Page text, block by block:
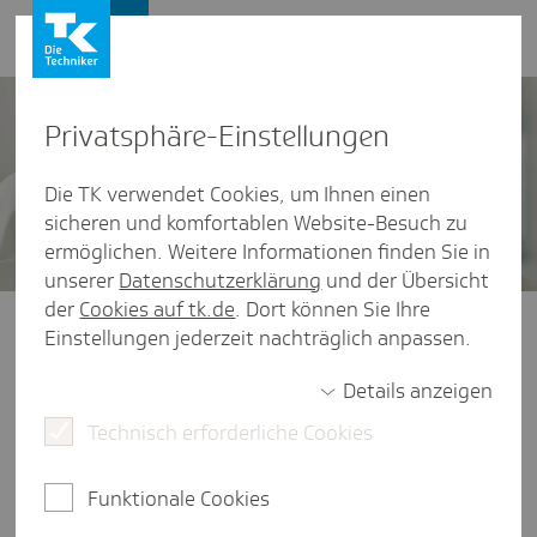
TK-Gesund­heits­re­port 2023 -
Pres­se­kon­fe­renz vom
28.6.2023
Prüfungsdruck, Zukunftsängste, finanzielle Sorgen
Presse und Politik / Veranstaltungen
Privat­sphäre-Einstel­lungen
Die TK verwendet Cookies, um Ihnen einen
sicheren und komfortablen Website-Besuch zu
ermöglichen. Weitere Informationen finden Sie in
unserer Datenschutzerklärung und der Übersicht
der Cookies auf tk.de. Dort können Sie Ihre
Einstellungen jederzeit nachträglich anpassen.
Details anzeigen
Technisch erforderliche Cookies
Funktionale Cookies